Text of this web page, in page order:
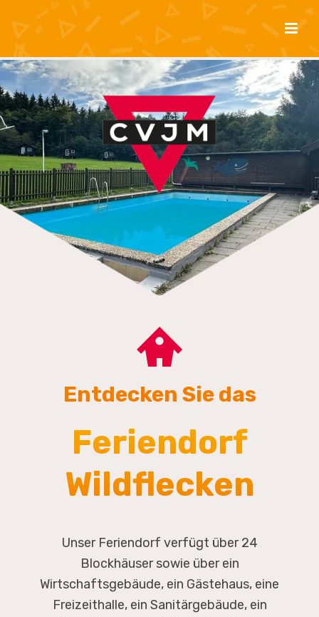
Entdecken Sie das
Feriendorf
Wildflecken
Unser Feriendorf verfügt über 24
Blockhäuser sowie über ein
Wirtschaftsgebäude, ein Gästehaus, eine
Freizeithalle, ein Sanitärgebäude, ein